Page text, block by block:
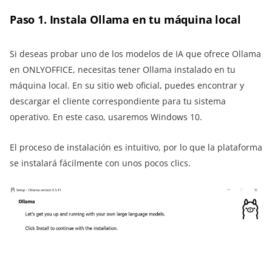
Paso 1. Instala Ollama en tu máquina local
Si deseas probar uno de los modelos de IA que ofrece Ollama
en ONLYOFFICE, necesitas tener Ollama instalado en tu
máquina local. En su sitio web oficial, puedes encontrar y
descargar el cliente correspondiente para tu sistema
operativo. En este caso, usaremos Windows 10.
El proceso de instalación es intuitivo, por lo que la plataforma
se instalará fácilmente con unos pocos clics.